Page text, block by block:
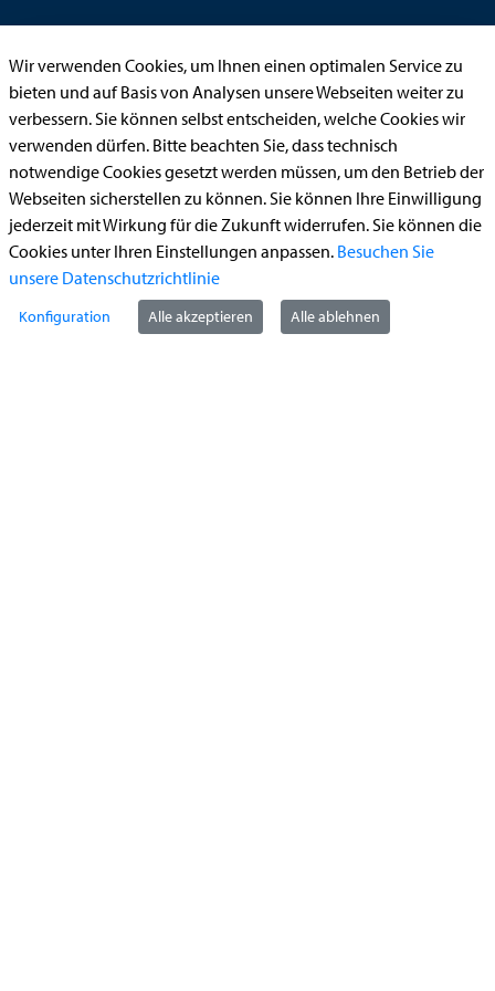
Anhörung online
Aufenthaltserlaubnis
Bauantrag
Begleitetes Fahren ab 17 (Erstantrag)
Führerschein (Umtausch)
Reiterplakette (Verlängerungsantrag online)
Ummeldung zugelassenes Fahrzeug
Kontakt
Wir verwenden Cookies, um Ihnen einen optimalen Service zu
bieten und auf Basis von Analysen unsere Webseiten weiter zu
verbessern. Sie können selbst entscheiden, welche Cookies wir
verwenden dürfen. Bitte beachten Sie, dass technisch
notwendige Cookies gesetzt werden müssen, um den Betrieb der
Webseiten sicherstellen zu können. Sie können Ihre Einwilligung
jederzeit mit Wirkung für die Zukunft widerrufen. Sie können die
Cookies unter Ihren Einstellungen anpassen. Besuchen Sie
unsere Datenschutzrichtlinie
Konfiguration Alle akzeptieren Alle ablehnen